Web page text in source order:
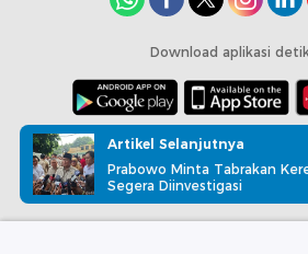
Download aplikasi
Copyright @ 2026 detikcom,
Artikel Selanjutnya
Prabowo Minta Tabrakan
Segera Diinvestigasi